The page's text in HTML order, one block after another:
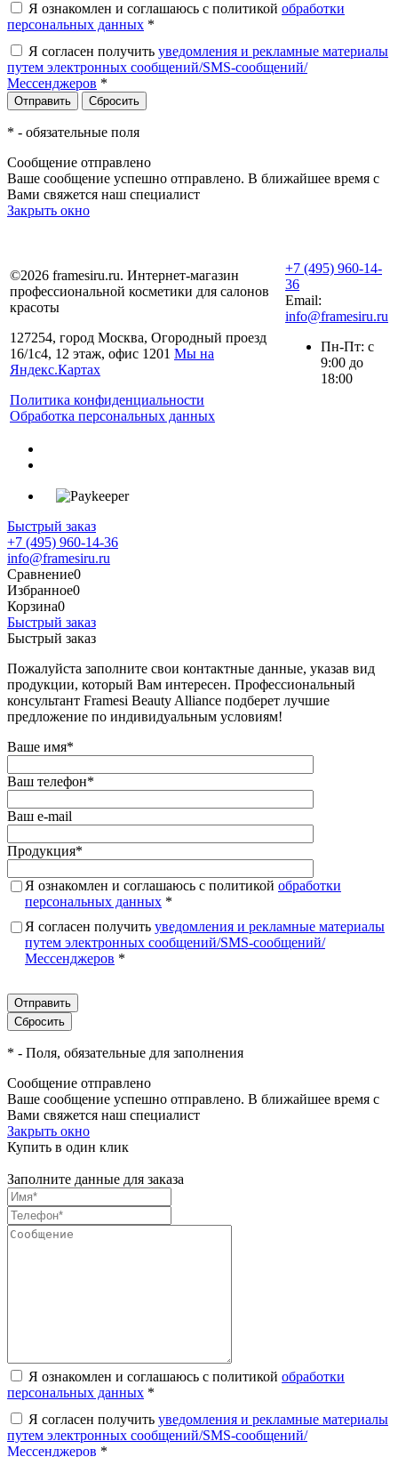
Я ознакомлен и соглашаюсь с политикой обработки
персональных данных *
Я согласен получить уведомления и рекламные материалы
путем электронных сообщений/SMS-сообщений/
Мессенджеров *
* - обязательные поля
Сообщение отправлено
Ваше сообщение успешно отправлено. В ближайшее время с
Вами свяжется наш специалист
Закрыть окно
©2026 framesiru.ru. Интернет-магазин
профессиональной косметики для салонов
красоты
127254, город Москва, Огородный проезд
16/1с4, 12 этаж, офис 1201 Мы на
Яндекс.Картах
Политика конфиденциальности
Обработка персональных данных
+7 (495) 960-14-
36
Email:
info@framesiru.ru
Пн-Пт: с
9:00 до
18:00
Быстрый заказ
+7 (495) 960-14-36
info@framesiru.ru
Сравнение0
Избранное0
Корзина0
Быстрый заказ
Быстрый заказ
Пожалуйста заполните свои контактные данные, указав вид
продукции, который Вам интересен. Профессиональный
консультант Framesi Beauty Alliance подберет лучшие
предложение по индивидуальным условиям!
Ваше имя*
Ваш телефон*
Ваш e-mail
Продукция*
Я ознакомлен и соглашаюсь с политикой обработки
персональных данных *
Я согласен получить уведомления и рекламные материалы
путем электронных сообщений/SMS-сообщений/
Мессенджеров *
* - Поля, обязательные для заполнения
Сообщение отправлено
Ваше сообщение успешно отправлено. В ближайшее время с
Вами свяжется наш специалист
Закрыть окно
Купить в один клик
Заполните данные для заказа
Я ознакомлен и соглашаюсь с политикой обработки
персональных данных *
Я согласен получить уведомления и рекламные материалы
путем электронных сообщений/SMS-сообщений/
Мессенджеров *